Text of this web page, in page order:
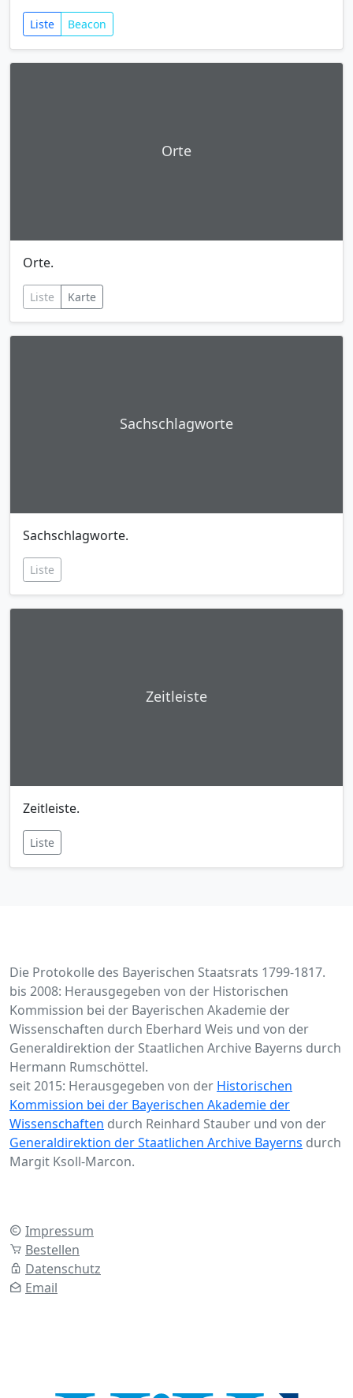
Liste Beacon
Orte
Orte.
Liste Karte
Sachschlagworte
Sachschlagworte.
Liste
Zeitleiste
Zeitleiste.
Liste
Die Protokolle des Bayerischen Staatsrats 1799-1817.
bis 2008: Herausgegeben von der Historischen
Kommission bei der Bayerischen Akademie der
Wissenschaften durch Eberhard Weis und von der
Generaldirektion der Staatlichen Archive Bayerns durch
Hermann Rumschöttel.
seit 2015: Herausgegeben von der Historischen
Kommission bei der Bayerischen Akademie der
Wissenschaften durch Reinhard Stauber und von der
Generaldirektion der Staatlichen Archive Bayerns durch
Margit Ksoll-Marcon.
Impressum
Bestellen
Datenschutz
Email